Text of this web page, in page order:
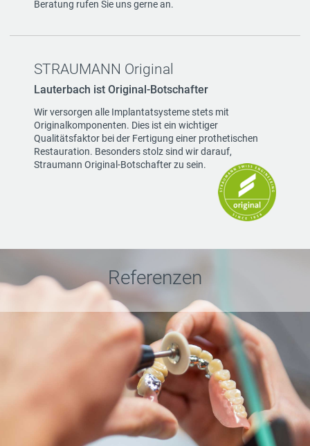
Beratung rufen Sie uns gerne an.
STRAUMANN Original
Lauterbach ist Original-Botschafter
Wir versorgen alle Implantatsysteme stets mit
Originalkomponenten. Dies ist ein wichtiger
Qualitätsfaktor bei der Fertigung einer prothetischen
Restauration. Besonders stolz sind wir darauf,
Straumann Original-Botschafter zu sein.
Referenzen